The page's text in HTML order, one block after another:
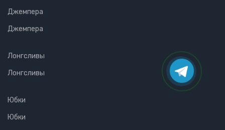
Джемпера
Джемпера
Лонгсливы
Лонгсливы
Юбки
Юбки